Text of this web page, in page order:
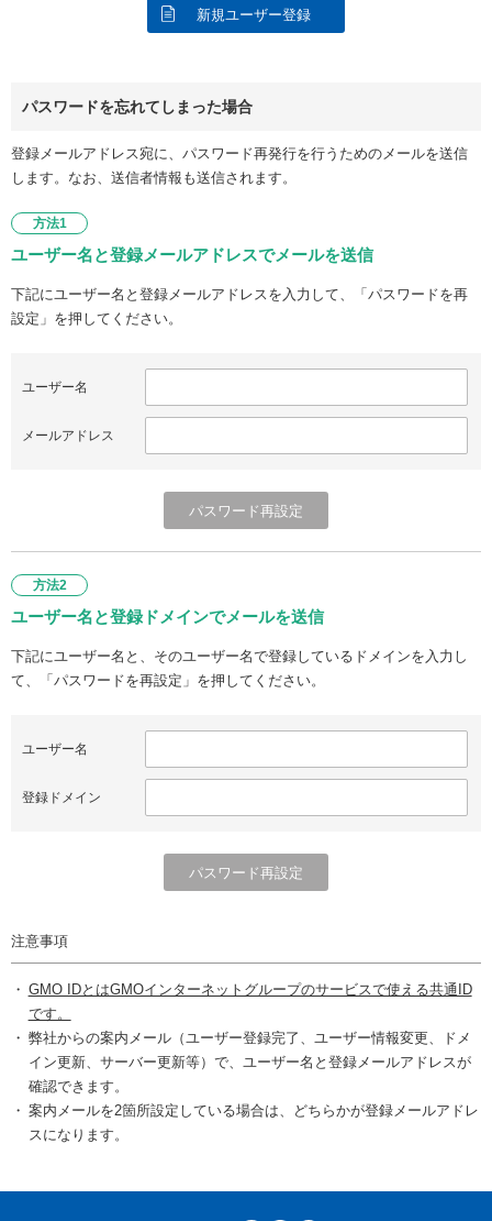
新規ユーザー登録
パスワードを忘れてしまった場合
登録メールアドレス宛に、パスワード再発行を行うためのメールを送信
します。なお、送信者情報も送信されます。
方法1
ユーザー名と登録メールアドレスでメールを送信
下記にユーザー名と登録メールアドレスを入力して、「パスワードを再
設定」を押してください。
ユーザー名
メールアドレス
方法2
ユーザー名と登録ドメインでメールを送信
下記にユーザー名と、そのユーザー名で登録しているドメインを入力し
て、「パスワードを再設定」を押してください。
ユーザー名
登録ドメイン
注意事項
GMO IDとはGMOインターネットグループのサービスで使える共通ID
です。
弊社からの案内メール（ユーザー登録完了、ユーザー情報変更、ドメ
イン更新、サーバー更新等）で、ユーザー名と登録メールアドレスが
確認できます。
案内メールを2箇所設定している場合は、どちらかが登録メールアドレ
スになります。